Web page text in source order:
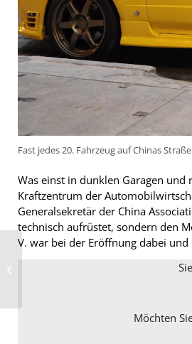
Fast jedes 20. Fahrzeug auf Chinas
Was einst in dunklen Garagen
Kraftzentrum der
Generalsekretär der China
technisch aufrüstet, sondern den
V. war bei der Eröffnung dabei
Möchten